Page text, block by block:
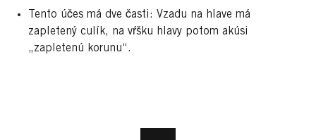
Tento účes má dve časti: Vzadu na hlave má
zapletený culík, na vŕšku hlavy potom akúsi
„zapletenú korunu“.